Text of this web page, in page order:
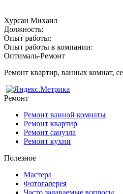
Хурсан Михаил
Должность:
Опыт работы:
Опыт работы в компании:
Оптималь-Ремонт
Ремонт квартир, ванных комнат,
Ремонт
Ремонт ванной комнаты
Ремонт квартир
Ремонт санузла
Ремонт кухни
Полезное
Мастера
Фотогалерея
Часто задаваемые вопросы